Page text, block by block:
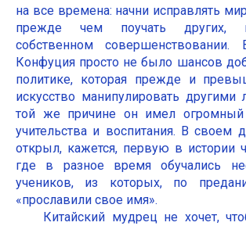
на все времена: начни исправлять
прежде чем поучать других,
собственном
Конфуция просто не было шансов
политике, которая прежде и
искусство манипулировать
той же причине он имел
учительства и воспитания. В своем
открыл, кажется, первую в истории
где в разное время обучались
учеников, из которых, по
«прославили свое имя».
Китайский мудрец не хочет,